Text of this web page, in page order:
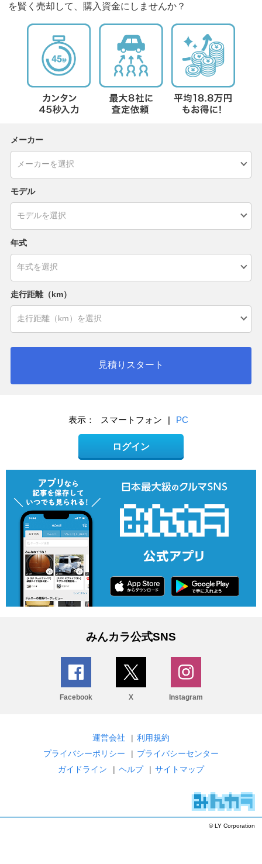
を賢く売却して、購入資金にしませんか？
メーカー
モデル
年式
走行距離（km）
見積りスタート
表示： スマートフォン | PC
ログイン
みんカラ公式SNS
Facebook X Instagram
運営会社 | 利用規約
プライバシーポリシー
| プライバシーセンター
ガイドライン
| ヘルプ | サイトマップ
© LY Corporation